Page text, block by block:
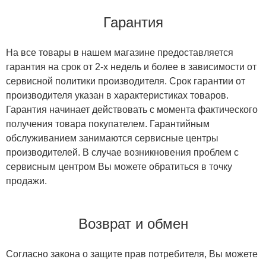
Гарантия
На все товары в нашем магазине предоставляется
гарантия на срок от 2-х недель и более в зависимости от
сервисной политики производителя. Срок гарантии от
производителя указан в характеристиках товаров.
Гарантия начинает действовать с момента фактического
получения товара покупателем. Гарантийным
обслуживанием занимаются сервисные центры
производителей. В случае возникновения проблем с
сервисным центром Вы можете обратиться в точку
продажи.
Возврат и обмен
Согласно закона о защите прав потребителя, Вы можете